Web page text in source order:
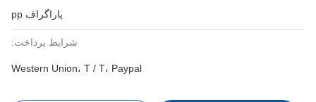
پاراگراف pp
شرایط پرداخت:
Western Union، T / T، Paypal